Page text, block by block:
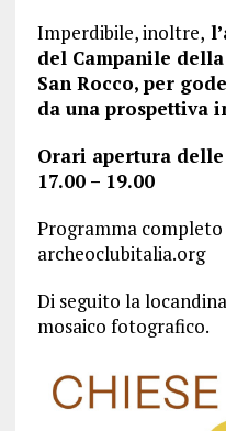
Imperdibile, inoltre,
del Campanile
San Rocco, per
da una prospettiva
Orari apertura delle
17.00 – 19.00
Programma completo
archeoclubitalia.org
Di seguito la
mosaico fotografico.